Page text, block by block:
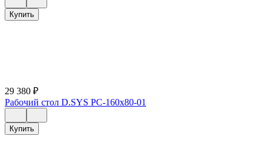
Купить
29 380 ₽
Рабочий стол D.SYS РС-160х80-01
Купить